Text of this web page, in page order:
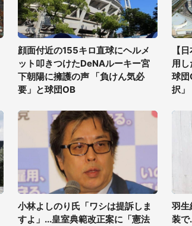
顔面付近の155キロ直球にヘルメ
ット叩きつけたDeNAルーキー宮
下朝陽に擁護の声 「負けん気必
要」と球団OB
【
用
球団
択」
小林よしのり氏「ワシは提訴しま
すよ」...皇室典範改正案に「憲法
羽生
装で